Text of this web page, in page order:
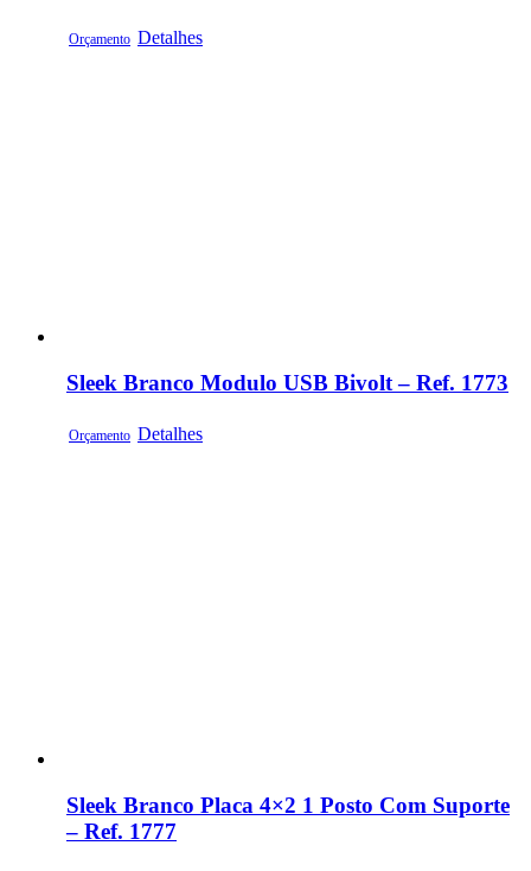
Orçamento Detalhes
Sleek Branco Modulo USB Bivolt – Ref. 1773
Orçamento Detalhes
Sleek Branco Placa 4×2 1 Posto Com Suporte
– Ref. 1777